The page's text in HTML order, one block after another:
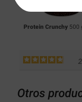
Protein Crunchy 500
Otros